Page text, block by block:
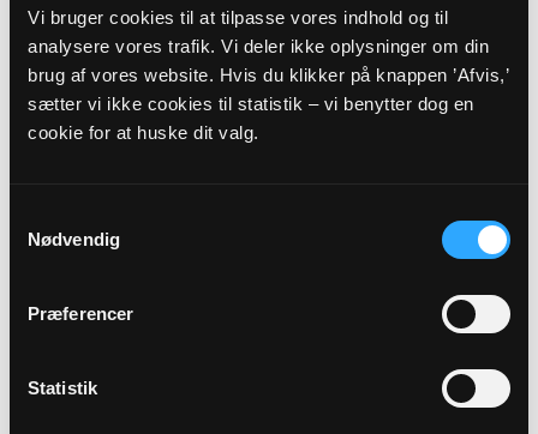
Vi bruger cookies til at tilpasse vores indhold og til
analysere vores trafik. Vi deler ikke oplysninger om din
brug af vores website. Hvis du klikker på knappen ’Afvis,’
sætter vi ikke cookies til statistik – vi benytter dog en
cookie for at huske dit valg.
Nødvendig
Præferencer
Statistik
Hjemmeside:https://www.resensogn.dk
Eller til:
7800Skive
Dog skal eventuelle spørgsmål vedrørende